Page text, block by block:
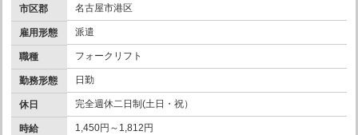
市区郡 名古屋市港区
雇用形態 派遣
職種 フォークリフト
勤務形態 日勤
休日 完全週休二日制(土日・祝）
時給 1,450円～1,812円